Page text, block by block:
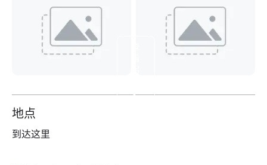
6
地点
到达这里